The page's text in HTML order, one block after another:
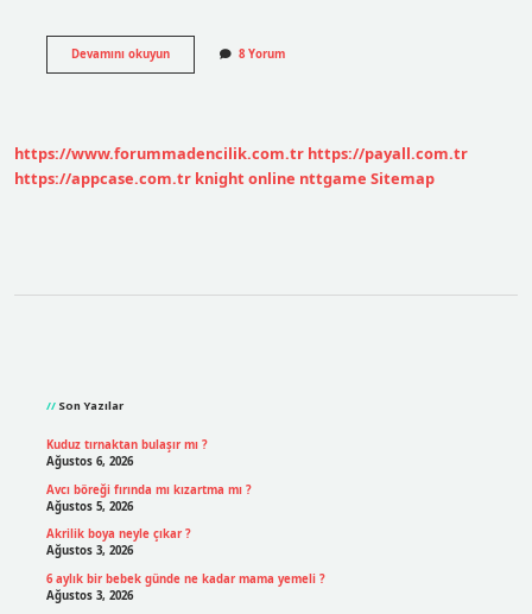
Devamını okuyunHukukta
Tecessüm
8 Yorum
https://www.forummadencilik.com.tr https://payall.com.tr
https://appcase.com.tr knight online nttgame Sitemap
Son Yazılar
Kuduz tırnaktan bulaşır mı ?
Ağustos 6, 2026
Avcı böreği fırında mı kızartma mı ?
Ağustos 5, 2026
Akrilik boya neyle çıkar ?
Ağustos 3, 2026
6 aylık bir bebek günde ne kadar mama yemeli ?
Ağustos 3, 2026